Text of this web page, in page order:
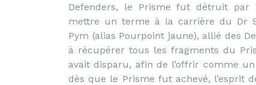
Defenders, le Prisme fut détruit par
mettre un terme à la carrière du Dr
Pym (alias Pourpoint jaune), allié des
à récupérer tous les fragments du
avait disparu, afin de l’offrir comme
dès que le Prisme fut achevé, l’esprit